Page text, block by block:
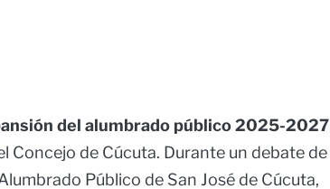
del alumbrado público 2025-2027
Concejo de Cúcuta. Durante un debate de
Público de San José de Cúcuta,